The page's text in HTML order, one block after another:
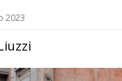
2023